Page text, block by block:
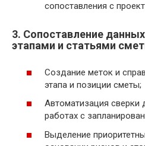
сопоставления с
3. Сопоставление
этапами и статьями
Создание меток и
этапа и позиции сметы;
Автоматизация
работах с
Выделение